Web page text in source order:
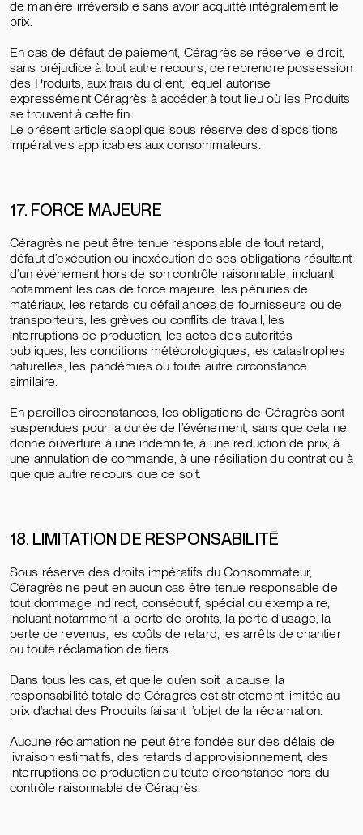
de manière irréversible sans avoir acquitté intégralement le
prix.
En cas de défaut de paiement, Céragrès se réserve le droit,
sans préjudice à tout autre recours, de reprendre possession
des Produits, aux frais du client, lequel autorise
expressément Céragrès à accéder à tout lieu où les Produits
se trouvent à cette fin.
Le présent article s’applique sous réserve des dispositions
impératives applicables aux consommateurs.
17. FORCE MAJEURE
Céragrès ne peut être tenue responsable de tout retard,
défaut d’exécution ou inexécution de ses obligations résultant
d’un événement hors de son contrôle raisonnable, incluant
notamment les cas de force majeure, les pénuries de
matériaux, les retards ou défaillances de fournisseurs ou de
transporteurs, les grèves ou conflits de travail, les
interruptions de production, les actes des autorités
publiques, les conditions météorologiques, les catastrophes
naturelles, les pandémies ou toute autre circonstance
similaire.
En pareilles circonstances, les obligations de Céragrès sont
suspendues pour la durée de l’événement, sans que cela ne
donne ouverture à une indemnité, à une réduction de prix, à
une annulation de commande, à une résiliation du contrat ou à
quelque autre recours que ce soit.
18. LIMITATION DE RESPONSABILITÉ
Sous réserve des droits impératifs du Consommateur,
Céragrès ne peut en aucun cas être tenue responsable de
tout dommage indirect, consécutif, spécial ou exemplaire,
incluant notamment la perte de profits, la perte d’usage, la
perte de revenus, les coûts de retard, les arrêts de chantier
ou toute réclamation de tiers.
Dans tous les cas, et quelle qu’en soit la cause, la
responsabilité totale de Céragrès est strictement limitée au
prix d’achat des Produits faisant l’objet de la réclamation.
Aucune réclamation ne peut être fondée sur des délais de
livraison estimatifs, des retards d’approvisionnement, des
interruptions de production ou toute circonstance hors du
contrôle raisonnable de Céragrès.